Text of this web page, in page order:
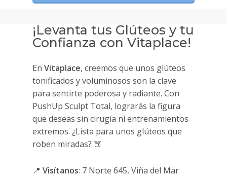
¡Levanta tus Glúteos y tu
Confianza con Vitaplace!
EnVitaplace, creemos que unos glúteos
tonificados y voluminosos son la clave
para sentirte poderosa y radiante. Con
PushUp Sculpt Total, lograrás la figura
que deseas sin cirugía ni entrenamientos
extremos. ¿Lista para unos glúteos que
roben miradas? 🍑
📍Visítanos: 7 Norte 645, Viña del Mar